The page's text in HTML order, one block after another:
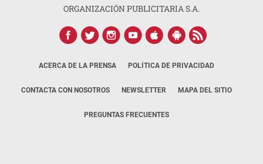
ORGANIZACIÓN PUBLICITARIA S.A.
ACERCA DE LA PRENSA POLÍTICA DE PRIVACIDAD
CONTACTA CON NOSOTROS NEWSLETTER MAPA DEL SITIO
PREGUNTAS FRECUENTES